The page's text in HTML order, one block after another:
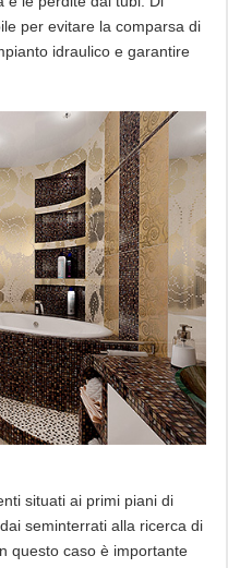
per evitare la comparsa di
idraulico e garantire
situati ai primi piani di
seminterrati alla ricerca di
questo caso è importante